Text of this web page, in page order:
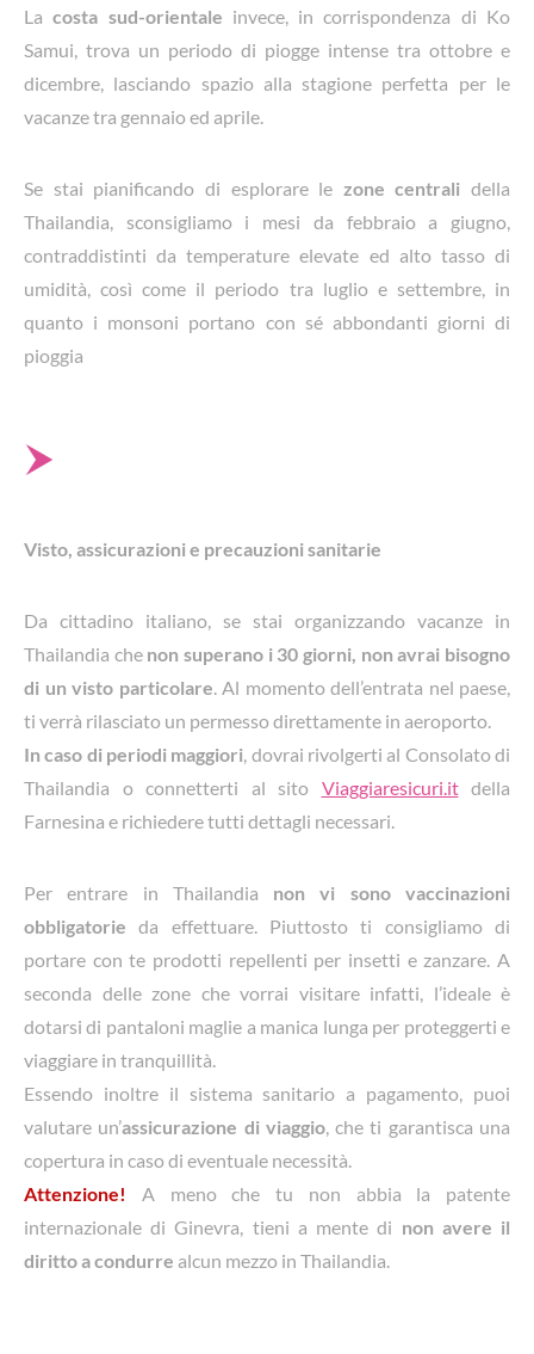
Lacosta sud-orientale invece, in corrispondenza di Ko
Samui, trova un periodo di piogge intense tra ottobre e
dicembre, lasciando spazio alla stagione perfetta per le
vacanze tra gennaio ed aprile.
Se stai pianificando di esplorare le zone centrali della
Thailandia, sconsigliamo i mesi da febbraio a giugno,
contraddistinti da temperature elevate ed alto tasso di
umidità, così come il periodo tra luglio e settembre, in
quanto i monsoni portano con sé abbondanti giorni di
pioggia
Visto, assicurazioni e precauzioni sanitarie
Da cittadino italiano, se stai organizzando vacanze in
Thailandia che non superano i 30 giorni, non avrai bisogno
di un visto particolare. Al momento dell’entrata nel paese,
ti verrà rilasciato un permesso direttamente in aeroporto.
In caso di periodi maggiori, dovrai rivolgerti al Consolato di
Thailandia o connetterti al sito Viaggiaresicuri.itdella
Farnesina e richiedere tutti dettagli necessari.
Per entrare in Thailandia non vi sono vaccinazioni
obbligatorie da effettuare. Piuttosto ti consigliamo di
portare con te prodotti repellenti per insetti e zanzare. A
seconda delle zone che vorrai visitare infatti, l’ideale è
dotarsi di pantaloni maglie a manica lunga per proteggerti e
viaggiare in tranquillità.
Essendo inoltre il sistema sanitario a pagamento, puoi
valutare un’assicurazione di viaggio, che ti garantisca una
copertura in caso di eventuale necessità.
Attenzione!
A meno che tu non abbia la patente
internazionale di Ginevra, tieni a mente di non avere il
diritto a condurre alcun mezzo in Thailandia.